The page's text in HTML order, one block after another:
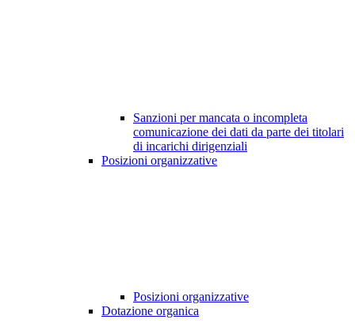
Sanzioni per mancata o incompleta
comunicazione dei dati da parte dei titolari
di incarichi dirigenziali
Posizioni organizzative
Posizioni organizzative
Dotazione organica